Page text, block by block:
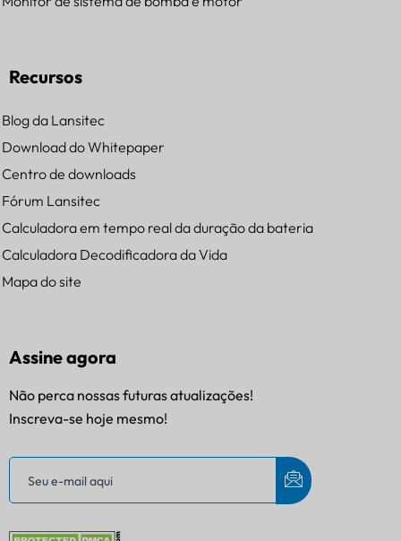
Recursos
Blog da Lansitec
Download do Whitepaper
Centro de downloads
Fórum Lansitec
Calculadora em tempo real da duração da bateria
Calculadora Decodificadora da Vida
Mapa do site
Assine agora
Não perca nossas futuras atualizações!
Inscreva-se hoje mesmo!